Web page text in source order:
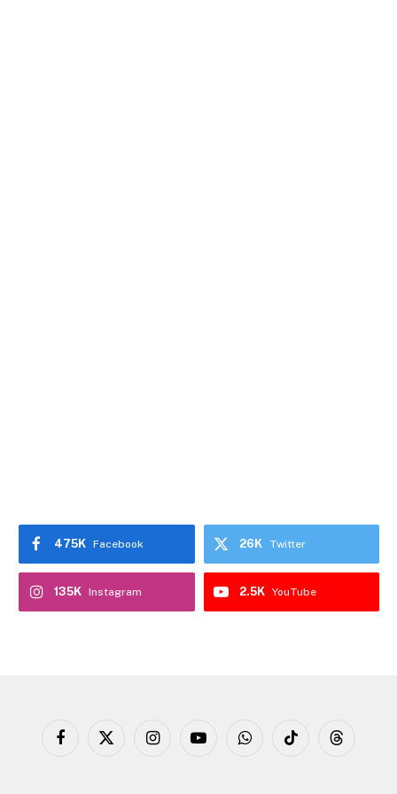
Facebook
475K Twitter
26K
Instagram
135K YouTube
2.5K
Facebook
X
InstagramYouTubeWhatsAppTikTok Threads